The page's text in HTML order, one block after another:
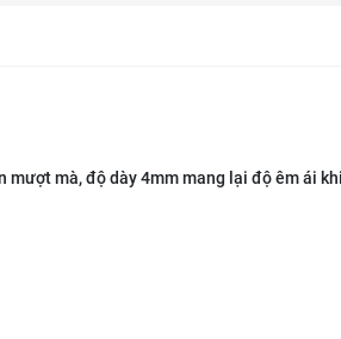
mà, độ dày 4mm mang lại độ êm ái khi